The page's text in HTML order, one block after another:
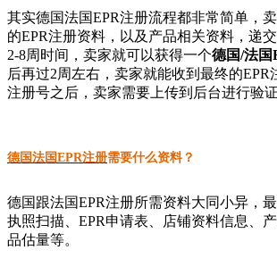
其实德国法国EPR注册流程都非常简单，
的EPR注册资料，以及产品相关资料，递
2-8周时间，卖家就可以获得一个德国/法国
后再过2周左右，卖家就能收到最终的EPR
注册号之后，卖家需要上传到后台进行验证
德国法国EPR注册需要什么资料？
德国跟法国EPR注册所需资料大同小异，
执照扫描、EPR申请表、店铺资料信息、
品估量等。